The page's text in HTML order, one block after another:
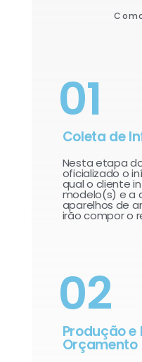
01
Coleta de
Nesta etapa
oficializado o
qual o cliente
modelo(s) e a
aparelhos de
irão compor o
02
Produção e
Orçamento